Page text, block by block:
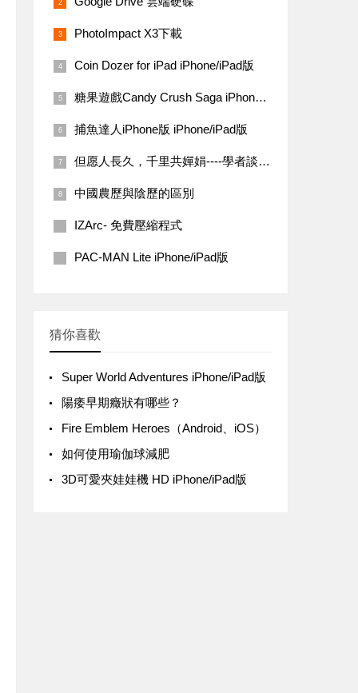
PhotoImpact X3下載
Coin Dozer for iPad iPhone/iPad版
糖果遊戲Candy Crush Saga iPhone/iPad 版
捕魚達人iPhone版 iPhone/iPad版
但愿人長久，千里共嬋娟----學者談中秋文化蘊涵
中國農歷與陰歷的區別
IZArc- 免費壓縮程式
PAC-MAN Lite iPhone/iPad版
猜你喜歡
Super World Adventures iPhone/iPad版
陽痿早期癥狀有哪些？
‎Fire Emblem Heroes（Android、iOS）
如何使用瑜伽球減肥
3D可愛夾娃娃機 HD iPhone/iPad版